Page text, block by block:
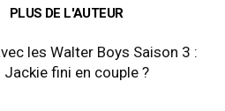
PLUS DE L'AUTEUR
les Walter Boys Saison 3 :
Jackie fini en couple ?